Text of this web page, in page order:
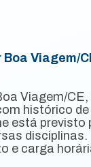
Viagem/
Viagem/
histórico
está
e carga